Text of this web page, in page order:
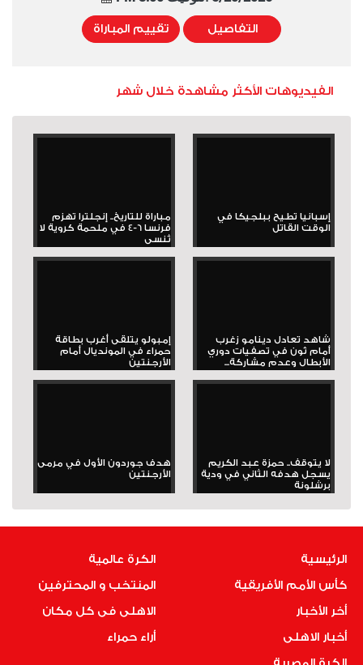
التفاصيل تقييم المباراة
الفيديوهات الأكثر مشاهدة خلال شهر
إسبانيا تطيح ببلجيكا في
الوقت القاتل
مباراة للتاريخ.. إنجلترا تهزم
فرنسا 6-4 في ملحمة كروية لا
تُنسى
شاهد تعادل دينامو زغرب
أمام ثون في تصفيات دوري
الأبطال وعدم مشاركة...
إمبولو يتلقى أغرب بطاقة
حمراء في المونديال أمام
الأرجنتين
لا يتوقف.. حمزة عبد الكريم
يسجل هدفه الثاني في ودية
برشلونة
هدف جوردون الأول في مرمى
الأرجنتين
الرئيسية
كأس الأمم الأفريقية
أخر الأخبار
أخبار الاهلى
الكرة عالمية
المنتخب و المحترفين
الاهلى فى كل مكان
أراء حمراء